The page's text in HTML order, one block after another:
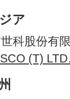
ア
科股份有
(T)